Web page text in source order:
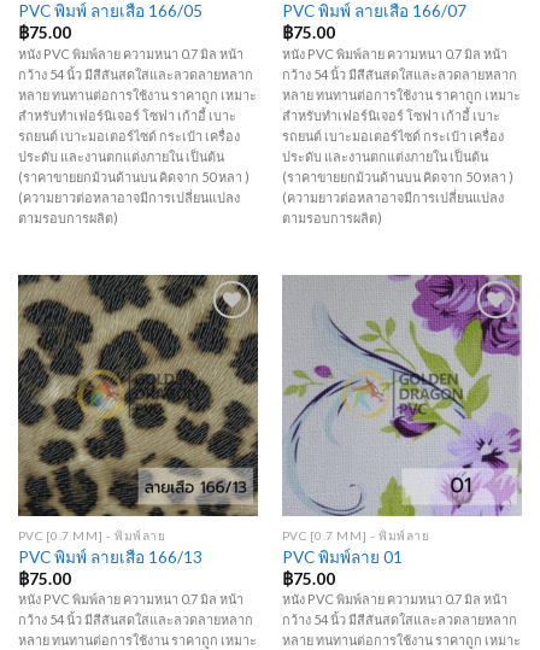
PVC พิมพ์ ลายเสือ 166/05
฿75.00
หนัง PVC พิมพ์ลาย ความหนา 0.7 มิล หน้า
กว้าง 54 นิ้ว มีสีสันสดใสและลวดลายหลาก
หลาย ทนทานต่อการใช้งาน ราคาถูก เหมาะ
สำหรับทำเฟอร์นิเจอร์ โซฟา เก้าอี้ เบาะ
รถยนต์ เบาะมอเตอร์ไซด์ กระเป๋า เครื่อง
ประดับ และงานตกแต่งภายใน เป็นต้น
(ราคาขายยกม้วนด้านบน คิดจาก 50 หลา )
(ความยาวต่อหลาอาจมีการเปลี่ยนแปลง
ตามรอบการผลิต)
PVC พิมพ์ ลายเสือ 166/07
฿75.00
หนัง PVC พิมพ์ลาย ความหนา 0.7 มิล หน้า
กว้าง 54 นิ้ว มีสีสันสดใสและลวดลายหลาก
หลาย ทนทานต่อการใช้งาน ราคาถูก เหมาะ
สำหรับทำเฟอร์นิเจอร์ โซฟา เก้าอี้ เบาะ
รถยนต์ เบาะมอเตอร์ไซด์ กระเป๋า เครื่อง
ประดับ และงานตกแต่งภายใน เป็นต้น
(ราคาขายยกม้วนด้านบน คิดจาก 50 หลา )
(ความยาวต่อหลาอาจมีการเปลี่ยนแปลง
ตามรอบการผลิต)
Add to
Wishlist
PVC [0.7 MM] - พิมพ์ลาย
PVC พิมพ์ ลายเสือ 166/13
฿75.00
หนัง PVC พิมพ์ลาย ความหนา 0.7 มิล หน้า
กว้าง 54 นิ้ว มีสีสันสดใสและลวดลายหลาก
หลาย ทนทานต่อการใช้งาน ราคาถูก เหมาะ
Add to
Wishlist
PVC [0.7 MM] - พิมพ์ลาย
PVC พิมพ์ลาย 01
฿75.00
หนัง PVC พิมพ์ลาย ความหนา 0.7 มิล หน้า
กว้าง 54 นิ้ว มีสีสันสดใสและลวดลายหลาก
หลาย ทนทานต่อการใช้งาน ราคาถูก เหมาะ